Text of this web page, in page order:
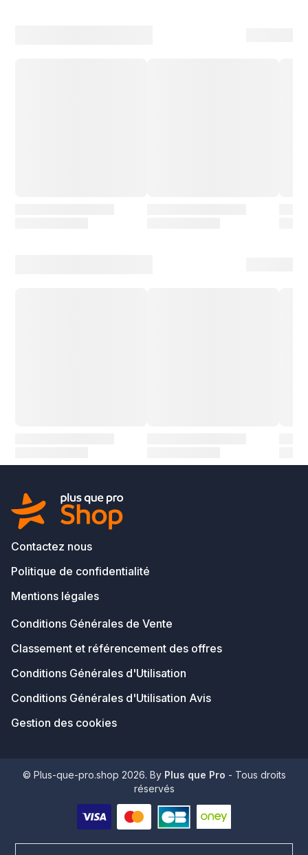
Contactez nous
Politique de confidentialité
Mentions légales
Conditions Générales de Vente
Classement et référencement des offres
Conditions Générales d'Utilisation
Conditions Générales d'Utilisation Avis
Gestion des cookies
© Plus-que-pro.shop 2026. By Plus que Pro - Tous droits
réservés